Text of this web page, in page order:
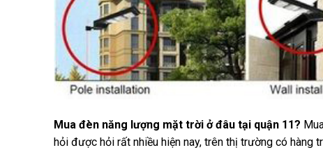
Mua đèn năng lượng mặt trời ở đâu tại quận 11?
hỏi được hỏi rất nhiều hiện nay, trên thị trường có